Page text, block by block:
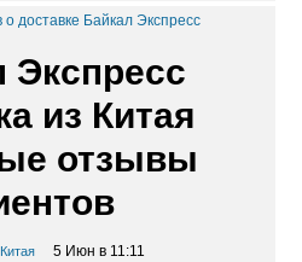
Экспресс
из Китая
отзывы
5 Июн в 11:11